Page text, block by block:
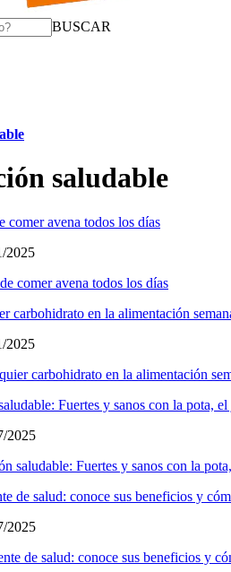
BUSCAR
saludable
comer avena todos los días
2025
carbohidrato en la alimentación
2025
Fuertes y sanos con la pota,
2025
de salud: conoce sus beneficios y
2025